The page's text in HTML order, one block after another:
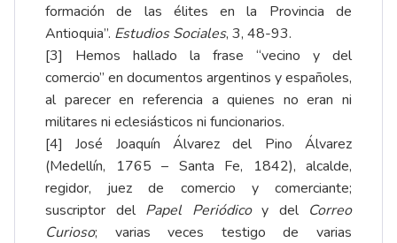
formación de las élites en la Provincia de
Antioquia”. Estudios Sociales, 3, 48-93.
[3] Hemos hallado la frase “vecino y del
comercio” en documentos argentinos y españoles,
al parecer en referencia a quienes no eran ni
militares ni eclesiásticos ni funcionarios.
[4] José Joaquín Álvarez del Pino Álvarez
(Medellín, 1765 – Santa Fe, 1842), alcalde,
regidor, juez de comercio y comerciante;
suscriptor del Papel Periódico y delCorreo
Curioso; varias veces testigo de varias